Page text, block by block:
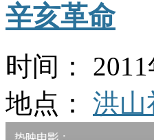
辛亥革命
时间：
地点： 洪山